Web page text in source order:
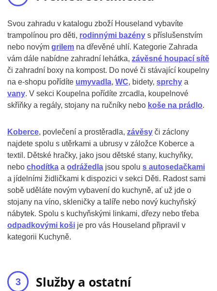
Svou zahradu v katalogu zboží Houseland vybavíte
trampolínou pro děti, rodinnými bazény s příslušenstvím
nebo novým grilem na dřevěné uhlí. Kategorie Zahrada
vám dále nabídne zahradní lehátka, závěsné houpací sítě
či zahradní boxy na kompost. Do nové či stávající koupelny
na e-shopu pořídíte umyvadla, WC, bidety, sprchy a
vany. V sekci Koupelna pořídíte zrcadla, koupelnové
skříňky a regály, stojany na ručníky nebo koše na prádlo.
Koberce, povlečení a prostěradla, závěsy či záclony
najdete spolu s utěrkami a ubrusy v záložce Koberce a
textil. Dětské hračky, jako jsou dětské stany, kuchyňky,
nebo chodítka a odrážedla jsou spolu s autosedačkami
a jídelními židličkami k dispozici v sekci Děti. Radost sami
sobě uděláte novým vybavení do kuchyně, ať už jde o
stojany na víno, skleničky a talíře nebo nový kuchyňský
nábytek. Spolu s kuchyňskými linkami, dřezy nebo třeba
odpadkovými koši je pro vás Houseland připravil v
kategorii Kuchyně.
Služby a ostatní